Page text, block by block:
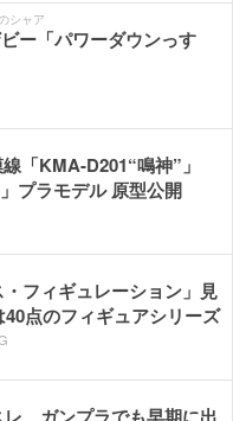
シャア
ー「パワーダウンっす
「KMA-D201“鳴神”」
プラモデル 原型公開
・フィギュレーション」見
点のフィギュアシリーズ